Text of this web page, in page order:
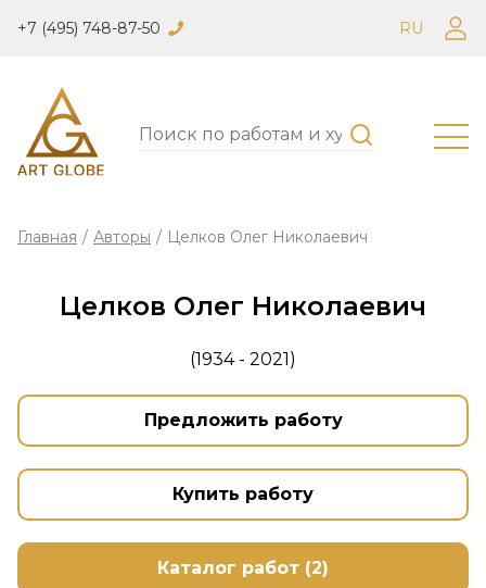
+7 (495) 748-87-50 RU
Главная / Авторы / Целков Олег Николаевич
Целков Олег Николаевич
(1934 - 2021)
Предложить работу
Купить работу
Каталог работ (2)